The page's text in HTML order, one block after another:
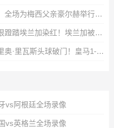
巴萨对阵森林友谊赛赛前，全场为梅西父亲豪尔赫举行默哀仪式！
暴力动作！加亚亮鞋钉狠狠蹬踏埃兰加染红！埃兰加被担架抬出场！
小将连线！西里亚传中马里奥·里瓦斯头球破门！皇马1-0领先！
vs阿根廷全场录像
vs英格兰全场录像